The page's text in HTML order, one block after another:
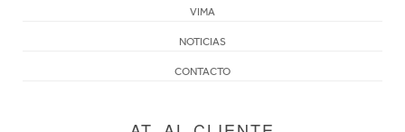
VIMA
NOTICIAS
CONTACTO